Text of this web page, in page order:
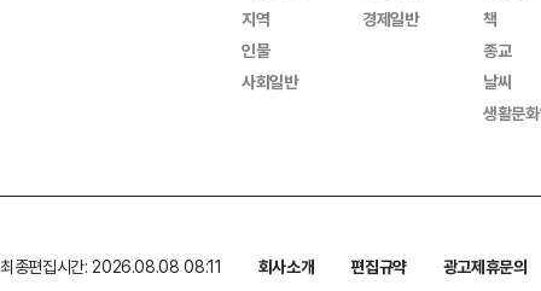
지역
인물
사회일반
경제일반
책
종교
날씨
생활문
최종편집시간: 2026.08.08 08:11 회사소개 편집규약
광고제휴문의